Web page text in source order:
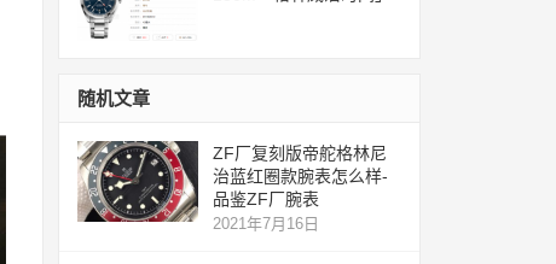
随机文章
ZF厂复刻版帝舵格林尼
治蓝红圈款腕表怎么样-
品鉴ZF厂腕表
2021年7月16日